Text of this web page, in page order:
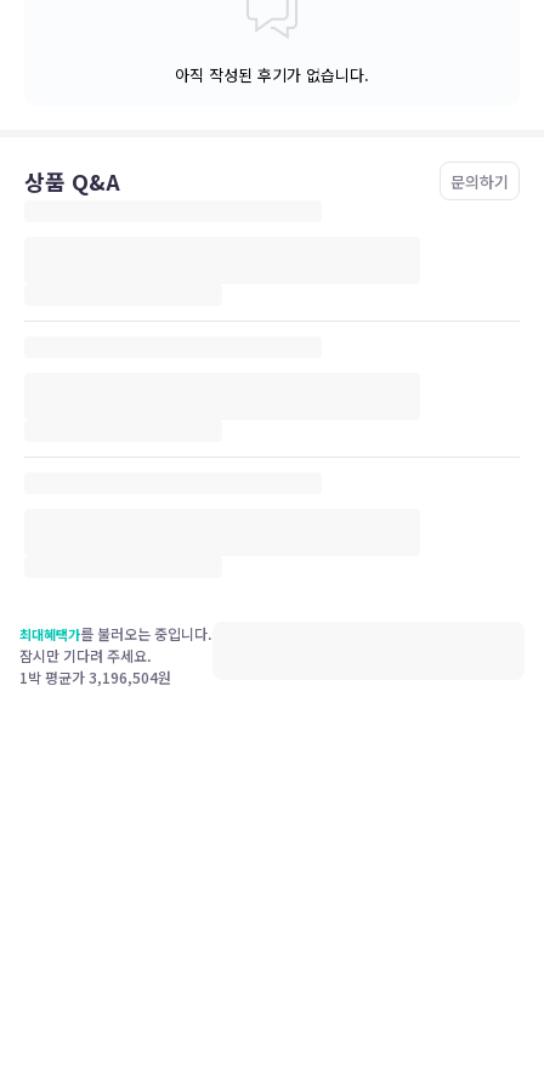
아직 작성된 후기가 없습니다.
상품 Q&A 문의하기
최대혜택가를 불러오는 중입니다.
잠시만 기다려 주세요.
1박 평균가3,196,504원